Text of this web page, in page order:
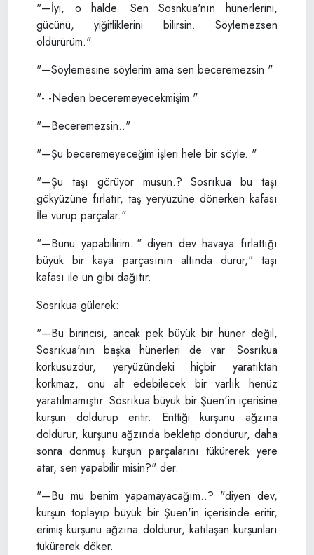
"—İyi, o halde. Sen Sosnkua'nın hünerlerini,
gücünü, yiğitliklerini bilirsin. Söylemezsen
öldürürüm."
"—Söylemesine söylerim ama sen beceremezsin."
"- -Neden beceremeyecekmişim."
"—Beceremezsin.."
"—Şu beceremeyeceğim işleri hele bir söyle.."
"—Şu taşı görüyor musun.? Sosrıkua bu taşı
gökyüzüne fırlatır, taş yeryüzüne dönerken kafası
İle vurup parçalar."
"—Bunu yapabilirim.." diyen dev havaya fırlattığı
büyük bir kaya parçasının altında durur," taşı
kafası ile un gibi dağıtır.
Sosrıkua gülerek:
"—Bu birincisi, ancak pek büyük bir hüner değil,
Sosrıkua'nın başka hünerleri de var. Sosrıkua
korkusuzdur, yeryüzündeki hiçbir yaratıktan
korkmaz, onu alt edebilecek bir varlık henüz
yaratılmamıştır. Sosrıkua büyük bir Şuen'in içerisine
kurşun doldurup eritir. Erittiği kurşunu ağzına
doldurur, kurşunu ağzında bekletip dondurur, daha
sonra donmuş kurşun parçalarını tükürerek yere
atar, sen yapabilir misin?" der.
"—Bu mu benim yapamayacağım..? "diyen dev,
kurşun toplayıp büyük bir Şuen'in içerisinde eritir,
erimiş kurşunu ağzına doldurur, katılaşan kurşunları
tükürerek döker.